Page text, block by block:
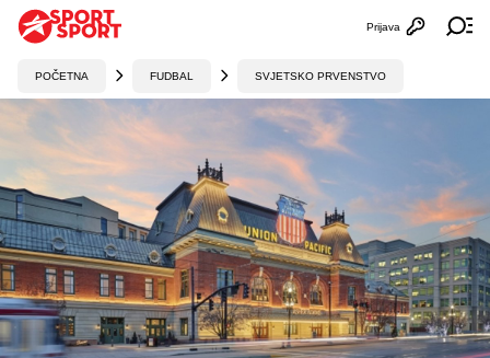
Otvori
Prijava
POČETNA FUDBAL SVJETSKO PRVENSTVO